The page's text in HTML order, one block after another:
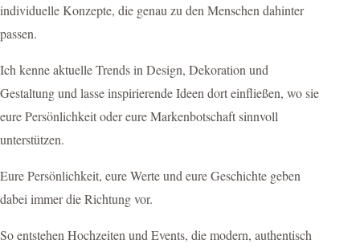
individuelle Konzepte, die genau zu den Menschen dahinter
passen.
Ich kenne aktuelle Trends in Design, Dekoration und
Gestaltung und lasse inspirierende Ideen dort einfließen, wo sie
eure Persönlichkeit oder eure Markenbotschaft sinnvoll
unterstützen.
Eure Persönlichkeit, eure Werte und eure Geschichte geben
dabei immer die Richtung vor.
So entstehen Hochzeiten und Events, die modern, authentisch